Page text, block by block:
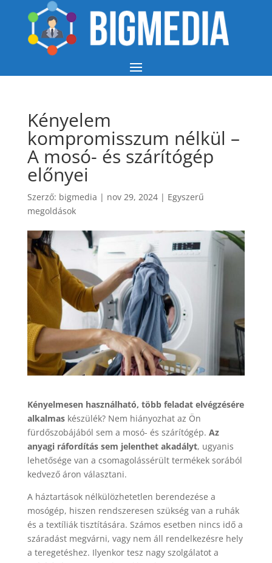
Kényelem
kompromisszum nélkül –
A mosó- és szárítógép
előnyei
Szerző: bigmedia | nov 29, 2024| Egyszerű
megoldások
Kényelmesen használható, több feladat elvégzésére
alkalmas készülék? Nem hiányozhat az Ön
fürdőszobájából sem a mosó- és szárítógép. Az
anyagi ráfordítás sem jelenthet akadályt, ugyanis
lehetősége van a csomagolássérült termékek sorából
kedvező áron választani.
A háztartások nélkülözhetetlen berendezése a
mosógép, hiszen rendszeresen szükség van a ruhák
és a textíliák tisztítására. Számos esetben nincs idő a
száradást megvárni, vagy nem áll rendelkezésre hely
a teregetéshez. Ilyenkor tesz nagy szolgálatot a